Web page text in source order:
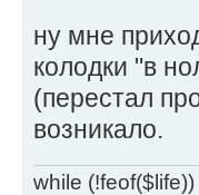
ну мне
колодки "в
(перестал
возникало.
while